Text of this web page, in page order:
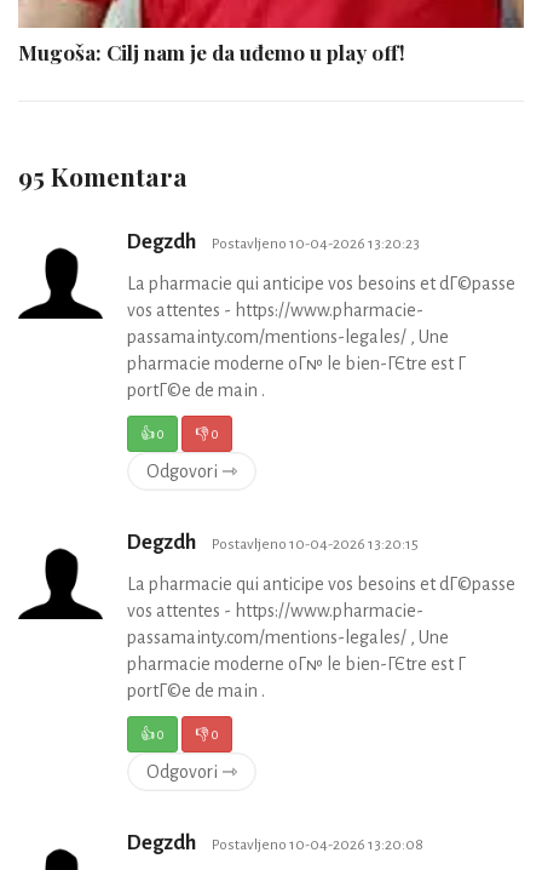
Mugoša: Cilj nam je da uđemo u play off!
95 Komentara
Degzdh Postavljeno 10-04-2026 13:20:23
La pharmacie qui anticipe vos besoins et dГ©passe
vos attentes - https://www.pharmacie-
passamainty.com/mentions-legales/ , Une
pharmacie moderne oГ№ le bien-ГЄtre est Г
portГ©e de main .
👍0 👎0
Odgovori ⇾
Degzdh Postavljeno 10-04-2026 13:20:15
La pharmacie qui anticipe vos besoins et dГ©passe
vos attentes - https://www.pharmacie-
passamainty.com/mentions-legales/ , Une
pharmacie moderne oГ№ le bien-ГЄtre est Г
portГ©e de main .
👍0 👎0
Odgovori ⇾
Degzdh Postavljeno 10-04-2026 13:20:08